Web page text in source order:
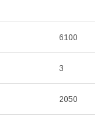
6100
3
2050